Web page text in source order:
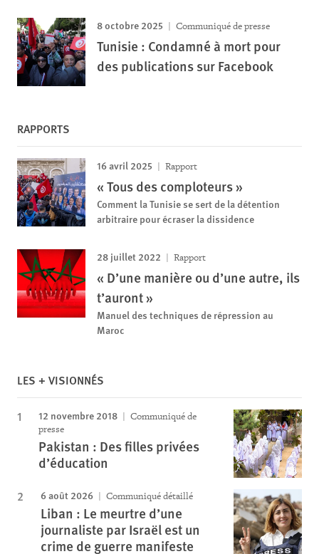
8 octobre 2025 Communiqué de presse
Tunisie : Condamné à mort pour
des publications sur Facebook
RAPPORTS
16 avril 2025 Rapport
« Tous des comploteurs »
Comment la Tunisie se sert de la détention
arbitraire pour écraser la dissidence
28 juillet 2022 Rapport
« D’une manière ou d’une autre, ils
t’auront »
Manuel des techniques de répression au
Maroc
LES + VISIONNÉS
12 novembre 2018
Communiqué de
presse
Pakistan : Des filles privées
d’éducation
6 août 2026 Communiqué détaillé
Liban : Le meurtre d’une
journaliste par Israël est un
crime de guerre manifeste